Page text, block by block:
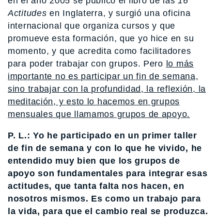
Actitudesen Inglaterra, y surgió una oficina
internacional que organiza cursos y que
promueve esta formación, que yo hice en su
momento, y que acredita como facilitadores
para poder trabajar con grupos. Pero lo más
importante no es participar un fin de semana,
sino trabajar con la profundidad, la reflexión, la
meditación, y esto lo hacemos en grupos
mensuales que llamamos grupos de apoyo.
P. L.: Yo he participado en un primer taller
de fin de semana y con lo que he vivido, he
entendido muy bien que los grupos de
apoyo son fundamentales para integrar esas
actitudes, que tanta falta nos hacen, en
nosotros mismos. Es como un trabajo para
la vida, para que el cambio real se produzca.